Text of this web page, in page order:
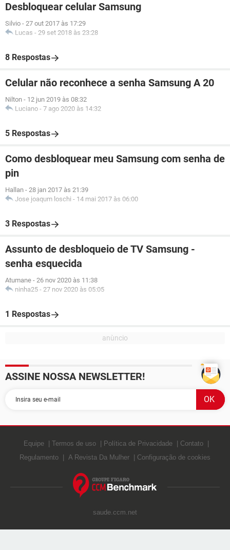
Desbloquear celular Samsung
Silvio - 27 out 2017 às 17:29
Lucas - 29 set 2018 às 23:28
8 Respostas
Celular não reconhece a senha Samsung A 20
Nilton - 12 jun 2019 às 08:32
Luciano - 7 ago 2020 às 14:32
5 Respostas
Como desbloquear meu Samsung com senha de
pin
Hallan - 28 jan 2017 às 21:39
Jose joaqum loschi - 14 mai 2017 às 06:00
3 Respostas
Assunto de desbloqueio de TV Samsung -
senha esquecida
Atumane - 26 nov 2020 às 11:38
ninha25 - 27 nov 2020 às 05:05
1 Respostas
ASSINE NOSSA NEWSLETTER!
Equipe Termos de uso Política de Privacidade
Contato
Regulamento
A Revista Da Mulher Configuração de cookies
saude.ccm.net